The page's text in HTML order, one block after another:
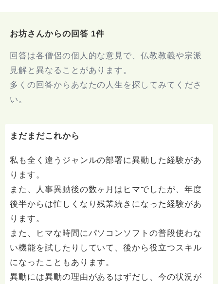
お坊さんからの回答 1件
回答は各僧侶の個人的な意見で、仏教教義や宗派
見解と異なることがあります。
多くの回答からあなたの人生を探してみてくださ
い。
まだまだこれから
私も全く違うジャンルの部署に異動した経験があ
ります。
また、人事異動後の数ヶ月はヒマでしたが、年度
後半からは忙しくなり残業続きになった経験があ
ります。
また、ヒマな時間にパソコンソフトの普段使わな
い機能を試したりしていて、後から役立つスキル
になったこともあります。
異動には異動の理由があるはずだし、今の状況が